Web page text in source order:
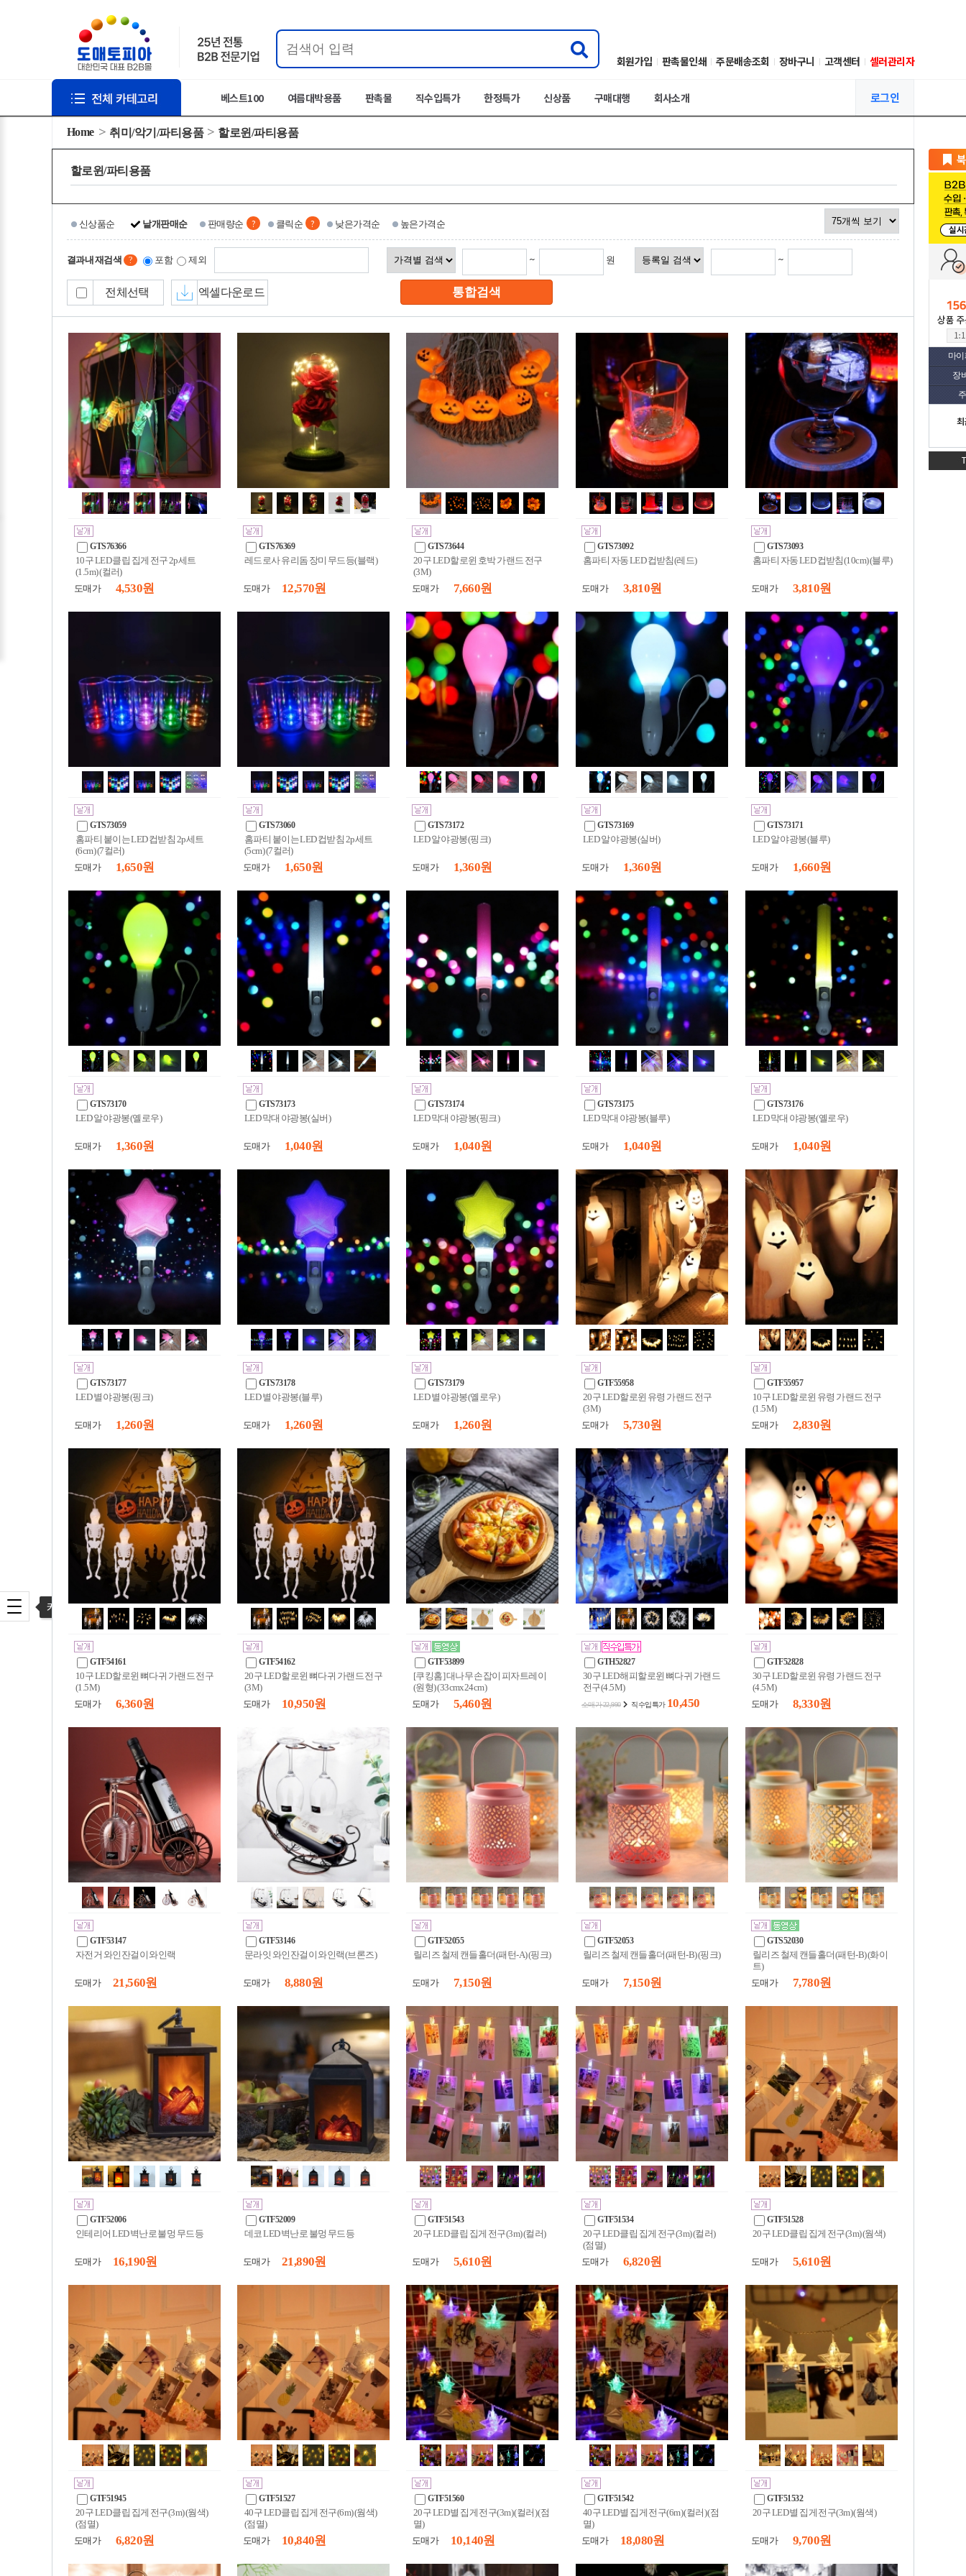
회원가입 판촉물인쇄 주문배송조회 장바구니 고객센터 셀러관리자
베스트100 여름대박용품 판촉물 직수입특가 한정특가 신상품 구매대행 회사소개 로그인
마
장
카테고리 열기
Home 취미/악기/파티용품 할로윈/파티용품
할로윈/파티용품
신상품순 낱개판매순 판매량순 ? 클릭순 ? 낮은가격순 높은가격순
결과내 재검색 ? 포함 제외 ~ 원 ~
전체선택 엑셀다운로드
GTS76366
10구 LED 클립 집게 전구 2p세트
(1.5m) (컬러)
도매가
4,530 원
GTS76369
레드로사 유리돔 장미 무드등(블랙)
도매가 12,570 원
GTS73644
20구 LED 할로윈 호박 가랜드 전구
(3M)
도매가
7,660 원
GTS73092
홈파티 자동 LED 컵받침(레드)
도매가 3,810 원
GTS73093
홈파티 자동 LED 컵받침(10cm) (블루)
도매가 3,810 원
GTS73059
홈파티 붙이는 LED 컵받침 2p세트
(6cm) (7컬러)
도매가
1,650 원
GTS73060
홈파티 붙이는 LED 컵받침 2p세트
(5cm) (7컬러)
도매가
1,650 원
GTS73172
LED 알 야광봉(핑크)
도매가 1,360 원
GTS73169
LED 알 야광봉(실버)
도매가 1,360 원
GTS73171
LED 알 야광봉(블루)
도매가 1,660 원
GTS73170
LED 알 야광봉(옐로우)
도매가 1,360 원
GTS73173
LED 막대 야광봉(실버)
도매가 1,040 원
GTS73174
LED 막대 야광봉(핑크)
도매가 1,040 원
GTS73175
LED 막대 야광봉(블루)
도매가 1,040 원
GTS73176
LED 막대 야광봉(옐로우)
도매가 1,040 원
GTS73177
LED 별 야광봉(핑크)
도매가 1,260 원
GTS73178
LED 별 야광봉(블루)
도매가 1,260 원
GTS73179
LED 별 야광봉(옐로우)
도매가 1,260 원
GTF55958
20구 LED 할로윈 유령 가랜드 전구
(3M)
도매가
5,730 원
GTF55957
10구 LED 할로윈 유령 가랜드 전구
(1.5M)
도매가
2,830 원
GTF54161
10구 LED 할로윈 뼈다귀 가랜드 전구
(1.5M)
도매가
6,360 원
GTF54162
20구 LED 할로윈 뼈다귀 가랜드 전구
(3M)
도매가
10,950 원
GTF53899
[쿠킹홈] 대나무 손잡이 피자트레이
(원형) (33cmx24cm)
도매가
5,460 원
GTH52827
30구 LED 해피할로윈 뼈다귀 가랜드
전구(4.5M)
소매가 22,990 직수입특가10,450
GTF52828
30구 LED 할로윈 유령 가랜드 전구
(4.5M)
도매가
8,330 원
GTF53147
자전거 와인잔걸이 와인랙
도매가 21,560 원
GTF53146
문라잇 와인잔걸이 와인랙(브론즈)
도매가 8,880 원
GTF52055
릴리즈 철제 캔들홀더(패턴-A) (핑크)
도매가 7,150 원
GTF52053
릴리즈 철제 캔들홀더(패턴-B) (핑크)
도매가 7,150 원
GTS52030
릴리즈 철제 캔들홀더(패턴-B) (화이
트)
도매가
7,780 원
GTF52006
인테리어 LED 벽난로 불멍 무드등
도매가 16,190 원
GTF52009
데코 LED 벽난로 불멍 무드등
도매가 21,890 원
GTF51543
20구 LED 클립 집게 전구(3m) (컬러)
도매가 5,610 원
GTF51534
20구 LED 클립 집게 전구(3m) (컬러)
(점멸)
도매가
6,820 원
GTF51528
20구 LED 클립 집게 전구(3m) (웜색)
도매가 5,610 원
GTF51945
20구 LED 클립 집게 전구(3m) (웜색)
(점멸)
도매가
6,820 원
GTF51527
40구 LED 클립 집게 전구(6m) (웜색)
(점멸)
도매가
10,840 원
GTF51560
20구 LED 별 집게 전구(3m) (컬러) (점
멸)
도매가
10,140 원
GTF51542
40구 LED 별 집게 전구(6m) (컬러) (점
멸)
도매가
18,080 원
GTF51532
20구 LED 별 집게 전구(3m) (웜색)
도매가 9,700 원